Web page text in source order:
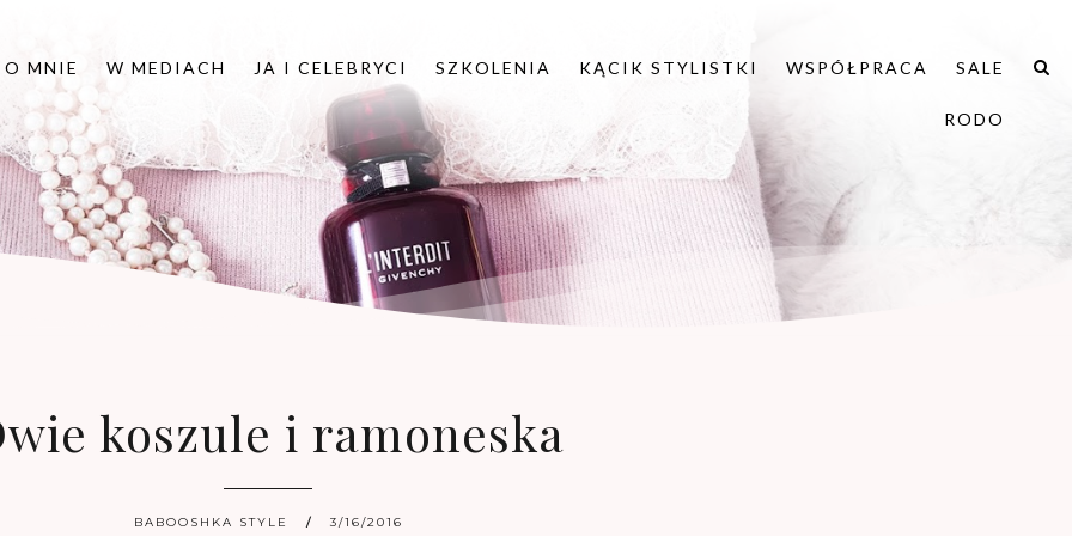
O MNIE W MEDIACH JA I CELEBRYCI SZKOLENIA KĄCIK STYLISTKI WSPÓŁPRACA SALE
RODO
koszule i ramoneska
BABOOSHKA STYLE 3/16/2016